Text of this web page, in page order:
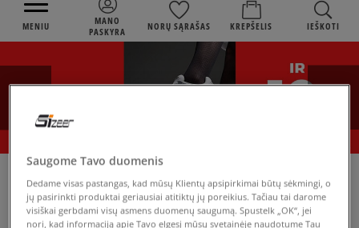
MENIU
MANO
PASKYRA
NORŲ SĄRAŠAS KREPŠELIS IEŠKOTI
SIZEER CROCS CLASSIC TIE DYE
Saugome Tavo duomenis
Dedame visas pastangas, kad mūsų Klientų apsipirkimai būtų sėkmingi, o
jų pasirinkti produktai geriausiai atitiktų jų poreikius. Tačiau tai darome
visiškai gerbdami visų asmens duomenų saugumą. Spustelk „OK“, jei
nori, kad informaciją apie Tavo elgesį mūsų svetainėje naudotume Tau